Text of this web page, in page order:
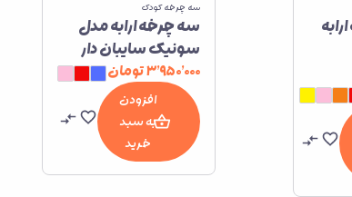
سه چرخه کودک
سه چرخه ارابه مدل
سونیک سایبان دار
۳٬۹۵۰٬۰۰۰تومان
افزودن
به سبد
خرید